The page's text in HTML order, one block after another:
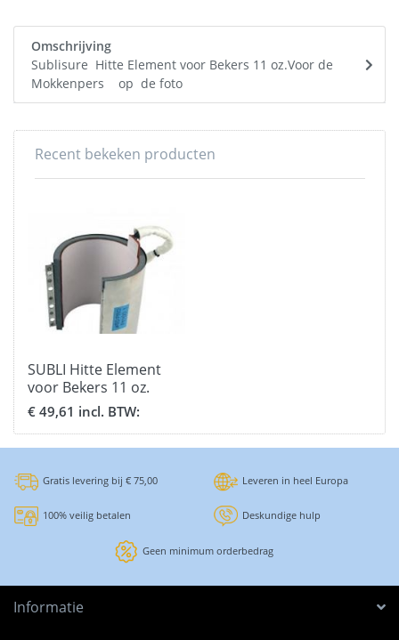
Omschrijving
Sublisure Hitte Element voor Bekers 11 oz.Voor de
Mokkenpers op de foto
Recent bekeken producten
SUBLI Hitte Element
voor Bekers 11 oz.
€ 49,61 incl. BTW:
Gratis levering bij € 75,00 Leveren in heel Europa
100% veilig betalen Deskundige hulp
Geen minimum orderbedrag
Informatie